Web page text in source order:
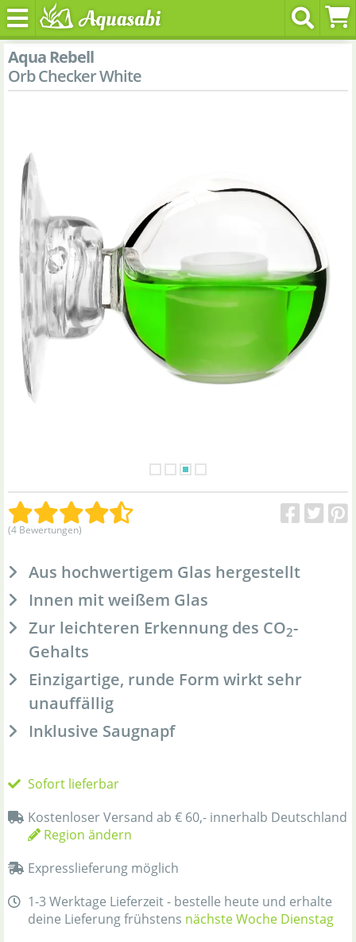
Aqua Rebell
Orb Checker White
(4 Bewertungen)
Aus hochwertigem Glas hergestellt
Innen mit weißem Glas
Zur leichteren Erkennung des CO2-
Gehalts
Einzigartige, runde Form wirkt sehr
unauffällig
Inklusive Saugnapf
Sofort lieferbar
Kostenloser Versand ab € 60,- innerhalb Deutschland
Region ändern
Expresslieferung möglich
1-3 Werktage Lieferzeit - bestelle heute und erhalte
deine Lieferung frühstens nächste Woche Dienstag